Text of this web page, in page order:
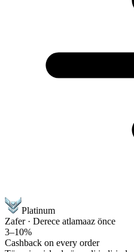
Platinum
Zafer · Derece atlamaaz önce
3–10%
Cashback on every order